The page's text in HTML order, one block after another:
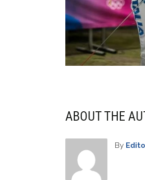
ABOUT THE
By